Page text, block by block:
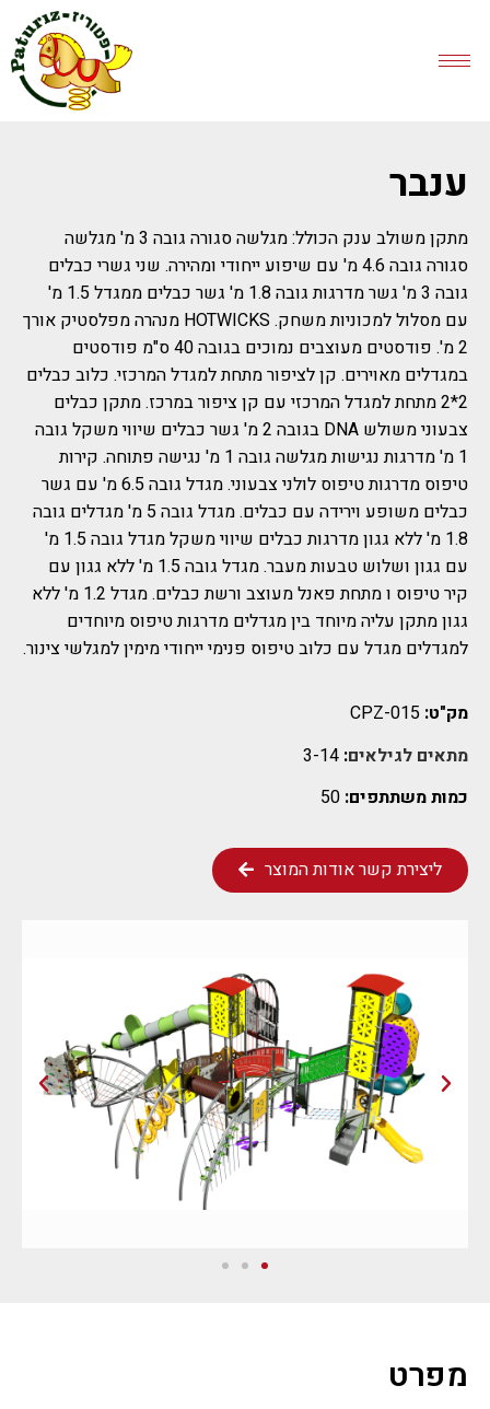
ענבר
מתקן משולב ענק הכולל: מגלשה סגורה גובה 3 מ' מגלשה
סגורה גובה 4.6 מ' עם שיפוע ייחודי ומהירה. שני גשרי כבלים
גובה 3 מ' גשר מדרגות גובה 1.8 מ' גשר כבלים ממגדל 1.5 מ'
עם מסלול למכוניות משחק. HOTWICKS מנהרה מפלסטיק אורך
2 מ'. פודסטים מעוצבים נמוכים בגובה 40 ס"מ פודסטים
במגדלים מאוירים. קן לציפור מתחת למגדל המרכזי. כלוב כבלים
2*2 מתחת למגדל המרכזי עם קן ציפור במרכז. מתקן כבלים
צבעוני משולש DNA בגובה 2 מ' גשר כבלים שיווי משקל גובה
1 מ' מדרגות נגישות מגלשה גובה 1 מ' נגישה פתוחה. קירות
טיפוס מדרגות טיפוס לולני צבעוני. מגדל גובה 6.5 מ' עם גשר
כבלים משופע וירידה עם כבלים. מגדל גובה 5 מ' מגדלים גובה
1.8 מ' ללא גגון מדרגות כבלים שיווי משקל מגדל גובה 1.5 מ'
עם גגון ושלוש טבעות מעבר. מגדל גובה 1.5 מ' ללא גגון עם
קיר טיפוס ו מתחת פאנל מעוצב ורשת כבלים. מגדל 1.2 מ' ללא
גגון מתקן עליה מיוחד בין מגדלים מדרגות טיפוס מיוחדים
למגדלים מגדל עם כלוב טיפוס פנימי ייחודי מימין למגלשי צינור.
מק"ט:
מתאים לגילאים:
כמות משתתפים:
ליצירת קשר אודות המוצר
מפרט